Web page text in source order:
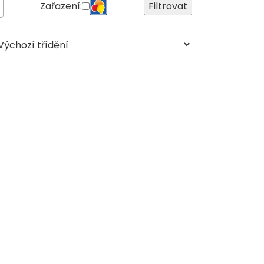
Zařazení: Filtrovat